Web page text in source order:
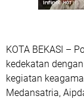
KOTA BEKASI –
kedekatan
kegiatan
Medansatria,